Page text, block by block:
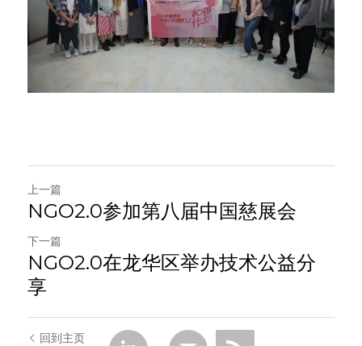
上一篇
NGO2.0参加第八届中国慈展会
下一篇
NGO2.0在龙华区举办技术公益分
享
回到主页